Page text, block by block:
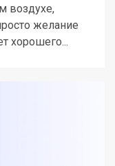
воздухе,
желание
хорошего...